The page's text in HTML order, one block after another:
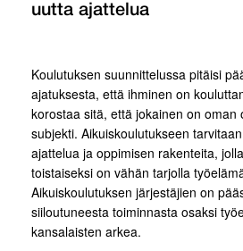
uutta ajattelua
Koulutuksen suunnittelussa pitäisi
ajatuksesta, että ihminen on
korostaa sitä, että jokainen on oman
subjekti. Aikuiskoulutukseen
ajattelua ja oppimisen rakenteita,
toistaiseksi on vähän tarjolla
Aikuiskoulutuksen järjestäjien on
siiloutuneesta toiminnasta osaksi
kansalaisten arkea.